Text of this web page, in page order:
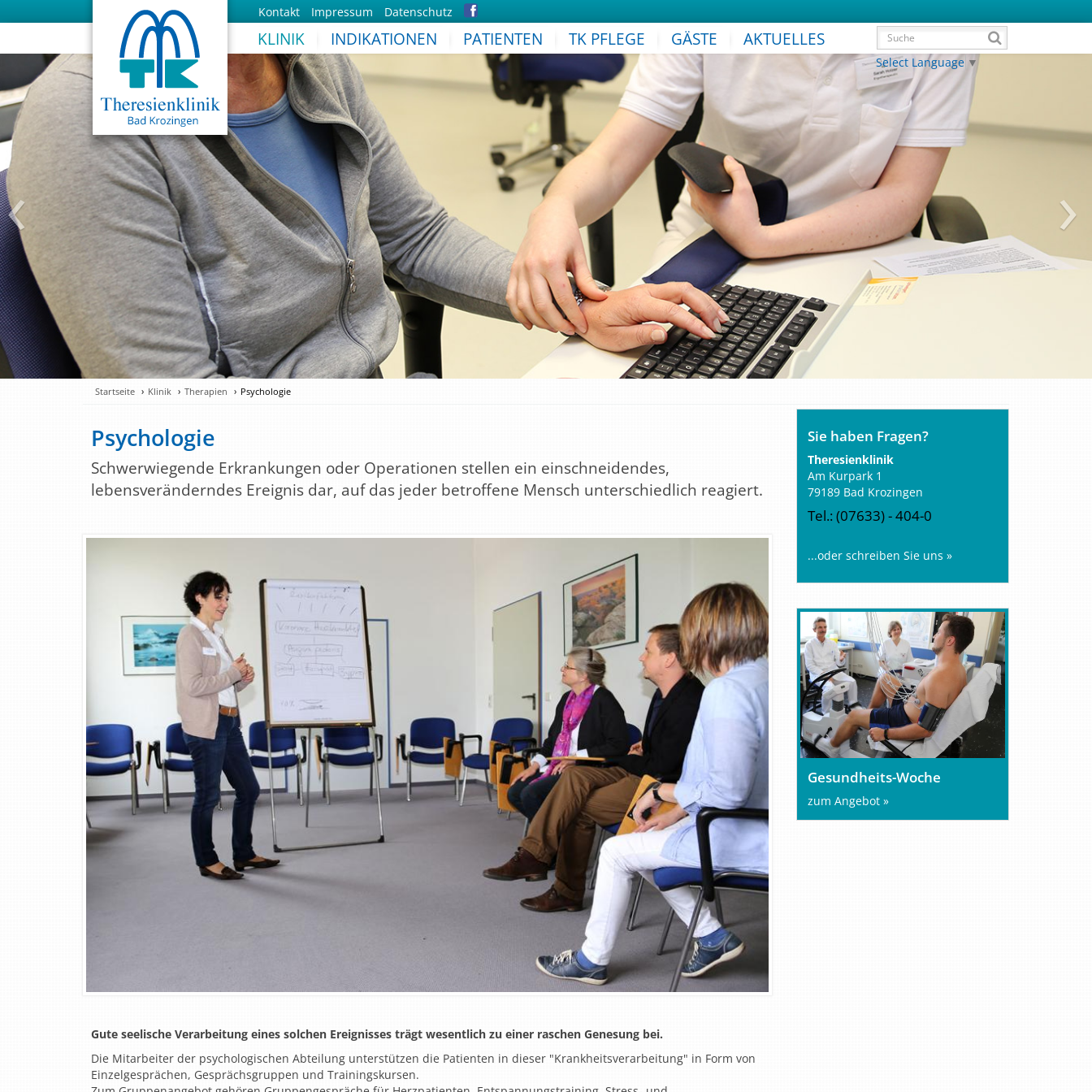
Kontakt Impressum Datenschutz
KLINIK INDIKATIONEN PATIENTEN TK PFLEGE GÄSTE AKTUELLES
Select Language ▼
‹ ›
Startseite Klinik Therapien Psychologie
Psychologie
Schwerwiegende Erkrankungen oder Operationen stellen ein einschneidendes,
lebensveränderndes Ereignis dar, auf das jeder betroffene Mensch unterschiedlich reagiert.
Gute seelische Verarbeitung eines solchen Ereignisses trägt wesentlich zu einer raschen Genesung bei.
Die Mitarbeiter der psychologischen Abteilung unterstützen die Patienten in dieser "Krankheitsverarbeitung" in Form von
Einzelgesprächen, Gesprächsgruppen und Trainingskursen.
Sie haben Fragen?
Theresienklinik
Am Kurpark 1
79189 Bad Krozingen
Tel.: (07633) - 404-0
...oder schreiben Sie uns »
Gesundheits-Woche
zum Angebot »